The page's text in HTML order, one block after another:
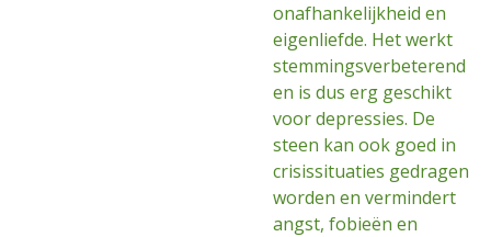
onafhankelijkheid en
eigenliefde. Het werkt
stemmingsverbeterend
en is dus erg geschikt
voor depressies. De
steen kan ook goed in
crisissituaties gedragen
worden en vermindert
angst, fobieën en